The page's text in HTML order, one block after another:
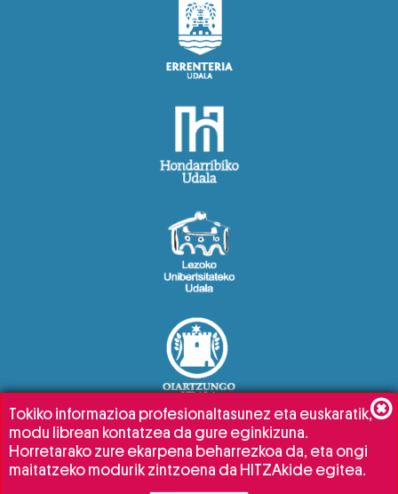
Tokiko informazioa profesionaltasunez eta euskaratik,
modu librean kontatzea da gure eginkizuna.
Horretarako zure ekarpena beharrezkoa da, eta ongi
maitatzeko modurik zintzoena da HITZAkide egitea.